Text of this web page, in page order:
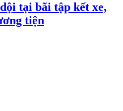
tại bãi tập kết xe,
tiện